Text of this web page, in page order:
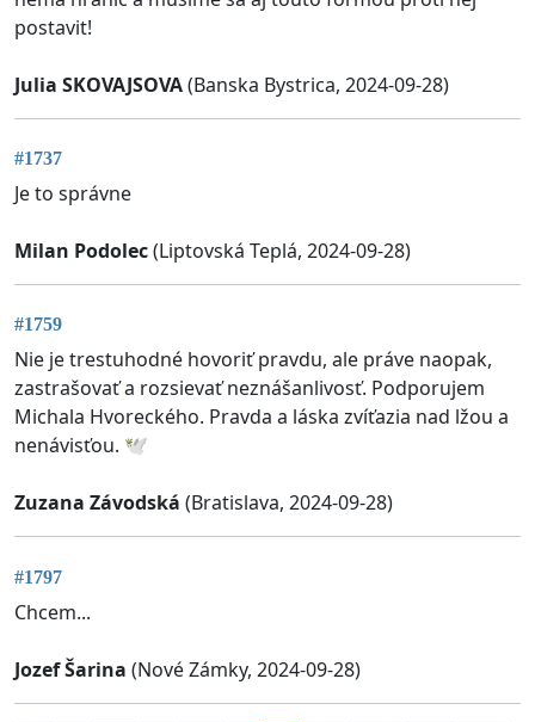
postavit!
Julia SKOVAJSOVA(Banska Bystrica, 2024-09-28)
#1737
Je to správne
Milan Podolec(Liptovská Teplá, 2024-09-28)
#1759
Nie je trestuhodné hovoriť pravdu, ale práve naopak,
zastrašovať a rozsievať neznášanlivosť. Podporujem
Michala Hvoreckého. Pravda a láska zvíťazia nad lžou a
nenávisťou. 🕊️
Zuzana Závodská (Bratislava, 2024-09-28)
#1797
Chcem...
Jozef Šarina (Nové Zámky, 2024-09-28)